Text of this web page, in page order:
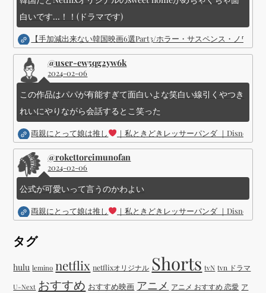
白いです...！！(ドラマです)
【手加減出来ない韓国映画6選Part3/ホラー・サスペンス・ノワー
@user-ew5qg2yw6k
2024-02-06
この作品はパパが有能すぎて面白いよな笑白い線引くやつき
れいにやりながら会話するとこ笑った
両親にとって娘は推し ｜私ときどきレッサーパンダ ｜Disney (
@rokettoreimunofan
2024-02-06
公式が可愛いって言うのかわよい
両親にとって娘は推し ｜私ときどきレッサーパンダ ｜Disney (
タグ
hulu lemino netflix netflixオリジナル Shorts tvN tvn ドラマ
U-Next おすすめ おすすめ映画 アニメ アニメ おすすめ 恋愛 ア